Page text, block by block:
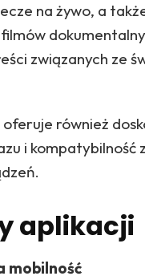
na żywo, a
związanych ze
również
i kompatybilność
aplikacji
mobilność